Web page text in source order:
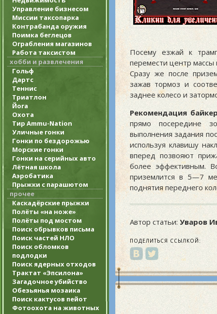
Управление бизнесом
Миссии таксопарка
Контрабанда оружия
Поимка беглецов
Ограбления магазинов
Работа таксистом
хобби и развлечения
Гольф
Дартс
Теннис
Триатлон
Йога
Охота
Тир Ammu-Nation
Уличные гонки
Гонки по бездорожью
Морские гонки
Гонки на серийных авто
Лётная школа
Аэробатика
Прыжки с парашютом
прочее
Каскадёрские прыжки
Полёты «на ноже»
Полёты под мостом
Поиск обрывков письма
Поиск частей НЛО
Поиск обломков
подлодки
Поиск ядерных отходов
Трактат «Эпсилона»
Загадочное убийство
Обезьянья мозаика
Поиск кактусов пейот
Фотоохота на животных
Посему езжай к
перемести центр
Сразу же после
зажав тормоз и
заднее колесо и
Рекомендация
прямо посередине
выполнения задания
используя клавишу
вперед позвояют
более эффективным.
приземлится в 5—7
поднятия переднего
Автор статьи:Уваров
ПОДЕЛИТЬСЯ ССЫЛКОЙ: